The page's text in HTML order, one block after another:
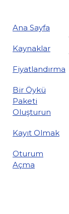
Ana Sayfa
Kaynaklar
Fiyatlandırma
Bir Öykü
Paketi
Oluşturun
Kayıt Olmak
Oturum
Açma